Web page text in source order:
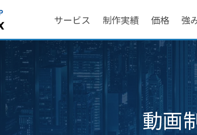
サービス 制作実績 価格 強
動画